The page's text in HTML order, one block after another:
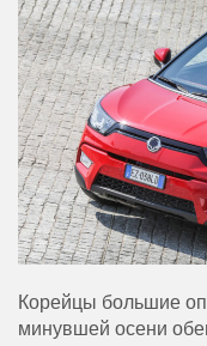
Корейцы большие
минувшей осени